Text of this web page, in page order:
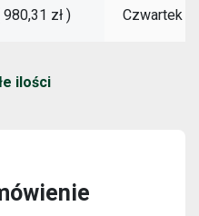
980,31 zł ) Czwartek
ilości